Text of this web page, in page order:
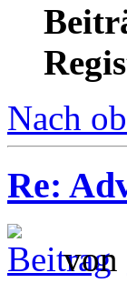
Nach
Re:
von